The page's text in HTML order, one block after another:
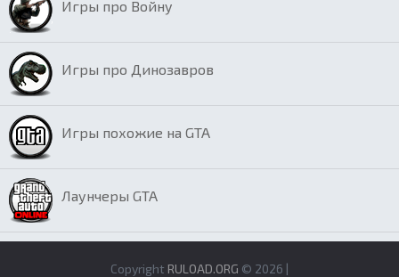
Игры про Войну
Игры про Динозавров
Игры похожие на GTA
Лаунчеры GTA
Copyright RULOAD.ORG © 2026 |